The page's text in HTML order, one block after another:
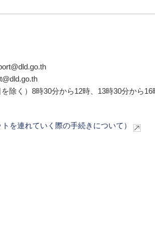
除く）8時30分から12時、13時30分から
を連れていく際の手続きについて）